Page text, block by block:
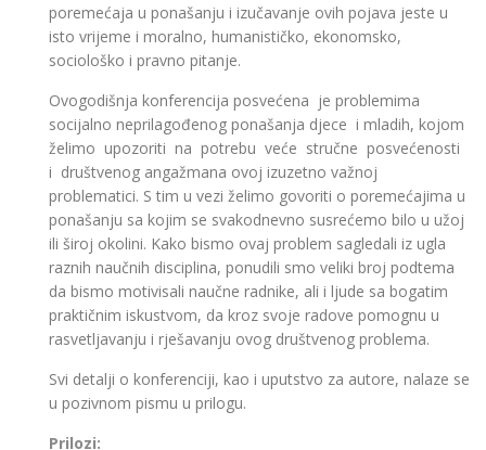
poremećaja u ponašanju i izučavanje ovih pojava jeste u
isto vrijeme i moralno, humanističko, ekonomsko,
sociološko i pravno pitanje.
Ovogodišnja konferencija posvećena je problemima
socijalno neprilagođenog ponašanja djece i mladih, kojom
želimo upozoriti na potrebu veće stručne posvećenosti
i društvenog angažmana ovoj izuzetno važnoj
problematici. S tim u vezi želimo govoriti o poremećajima u
ponašanju sa kojim se svakodnevno susrećemo bilo u užoj
ili široj okolini. Kako bismo ovaj problem sagledali iz ugla
raznih naučnih disciplina, ponudili smo veliki broj podtema
da bismo motivisali naučne radnike, ali i ljude sa bogatim
praktičnim iskustvom, da kroz svoje radove pomognu u
rasvetljavanju i rješavanju ovog društvenog problema.
Svi detalji o konferenciji, kao i uputstvo za autore, nalaze se
u pozivnom pismu u prilogu.
Prilozi: